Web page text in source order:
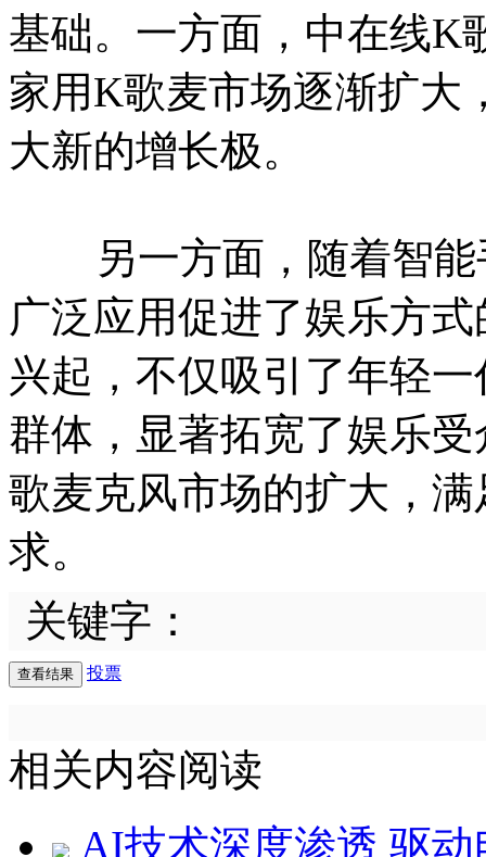
基础。一方面，中在线K
家用K歌麦市场逐渐扩大
大新的增长极。
另一方面，随着智能
广泛应用促进了娱乐方
兴起，不仅吸引了年轻
群体，显著拓宽了娱乐
歌麦克风市场的扩大，
求。
关键字：
投票
相关内容阅读
AI技术深度渗透 驱